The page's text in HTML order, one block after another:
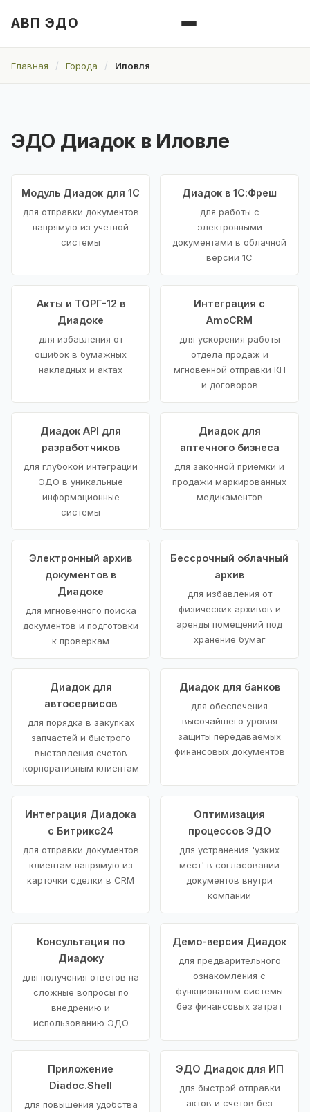
АВП ЭДО
Главная Города Иловля
ЭДО Диадок в Иловле
Модуль Диадок для 1С
для отправки документов
напрямую из учетной
системы
Диадок в 1С:Фреш
для работы с
электронными
документами в облачной
версии 1С
Акты и ТОРГ-12 в
Диадоке
для избавления от
ошибок в бумажных
накладных и актах
Интеграция с
AmoCRM
для ускорения работы
отдела продаж и
мгновенной отправки КП
и договоров
Диадок API для
разработчиков
для глубокой интеграции
ЭДО в уникальные
информационные
системы
Диадок для
аптечного бизнеса
для законной приемки и
продажи маркированных
медикаментов
Электронный архив
документов в
Диадоке
для мгновенного поиска
документов и подготовки
к проверкам
Бессрочный облачный
архив
для избавления от
физических архивов и
аренды помещений под
хранение бумаг
Диадок для
автосервисов
для порядка в закупках
запчастей и быстрого
выставления счетов
корпоративным клиентам
Диадок для банков
для обеспечения
высочайшего уровня
защиты передаваемых
финансовых документов
Интеграция Диадока
с Битрикс24
для отправки документов
клиентам напрямую из
карточки сделки в CRM
Оптимизация
процессов ЭДО
для устранения 'узких
мест' в согласовании
документов внутри
компании
Консультация по
Диадоку
для получения ответов на
сложные вопросы по
внедрению и
использованию ЭДО
Демо-версия Диадок
для предварительного
ознакомления с
функционалом системы
без финансовых затрат
Приложение
Diadoc.Shell
для повышения удобства
ЭДО Диадок для ИП
для быстрой отправки
актов и счетов без